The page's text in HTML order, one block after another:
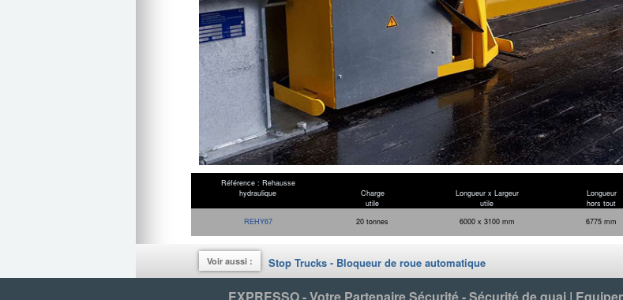
Référence : Rehausse
hydraulique
REHY67
Charge
utile
20 tonnes
Longueur x Largeur
utile
6000 x 3100 mm
Longueur
hors tout
6775 mm
Voir aussi : Stop Trucks - Bloqueur de roue automatique